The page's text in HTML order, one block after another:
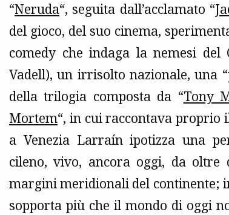
“Neruda“, seguita dall’acclamato “
del gioco, del suo cinema,
comedy che indaga la nemesi del
Vadell), un irrisolto nazionale, una
della trilogia composta da “Tony
Mortem“, in cui raccontava proprio
a Venezia Larraín ipotizza una
cileno, vivo, ancora oggi, da oltre
margini meridionali del continente;
sopporta più che il mondo di oggi